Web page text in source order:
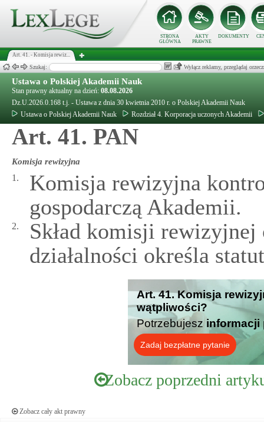
STRONA
GŁÓWNA
AKTY
PRAWNE
DOKUMENTY
Art. 41. - Komisja rewiz...
Szukaj: Wyłącz reklamy, przeglądaj
Ustawa o Polskiej Akademii Nauk
Stan prawny aktualny na dzień: 08.08.2026
Dz.U.2026.0.168 t.j. - Ustawa z dnia 30 kwietnia 2010 r. o Polskiej Akademii Nauk
Ustawa o Polskiej Akademii Nauk
Rozdział 4. Korporacja uczonych Akademii
Art. 41. PAN
Komisja rewizyjna
1.
Komisja rewizyjna
gospodarczą Akademii.
2.
Skład komisji rewizyjnej
działalności określa
Art. 41. Komisja
wątpliwości?
Potrzebujesz informacji
Zadaj bezpłatne pytanie
Zobacz poprzedni
Zobacz cały akt prawny